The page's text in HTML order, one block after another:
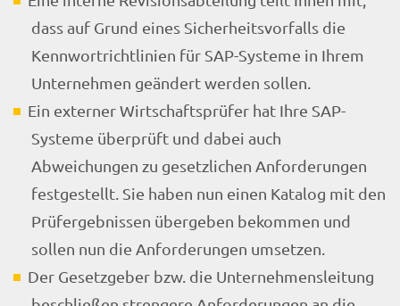
dass auf Grund eines Sicherheitsvorfalls die
Kennwortrichtlinien für SAP-Systeme in Ihrem
Unternehmen geändert werden sollen.
Ein externer Wirtschaftsprüfer hat Ihre SAP-
Systeme überprüft und dabei auch
Abweichungen zu gesetzlichen Anforderungen
festgestellt. Sie haben nun einen Katalog mit den
Prüfergebnissen übergeben bekommen und
sollen nun die Anforderungen umsetzen.
Der Gesetzgeber bzw. die Unternehmensleitung